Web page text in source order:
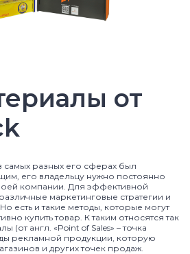
от
самых разных его сферах был
его владельцу нужно постоянно
компании. Для эффективной
маркетинговые стратегии и
есть и такие методы, которые могут
купить товар. К таким относятся так
(от англ. «Point of Sales» – точка
рекламной продукции, которую
и других точек продаж.